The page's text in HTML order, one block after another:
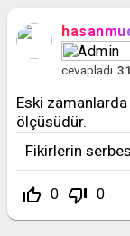
cevapladı
Eski zamanlarda
ölçüsüdür.
Fikirlerin
thumb_up_off_alt 0 thumb_down_off_alt 0